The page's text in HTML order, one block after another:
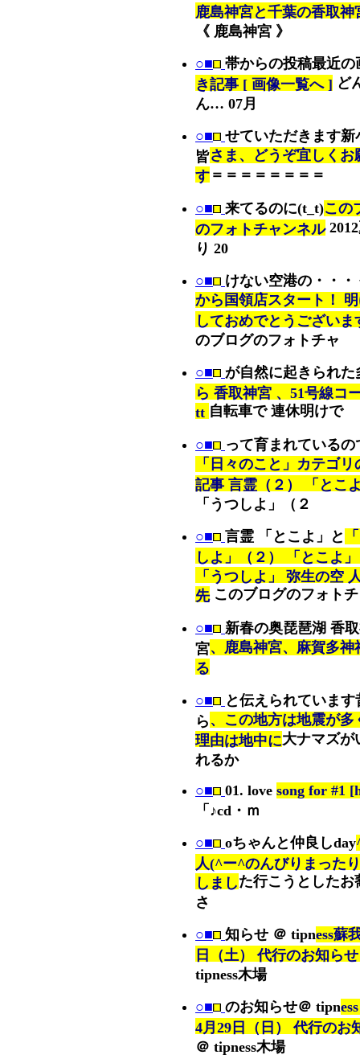
鹿島神宮と千葉の香取神
《 鹿島神宮 》
○■ 帯からの投稿最近の
き記事 [ 画像一覧へ ] ど
ん… 07月
○■ せていただきます新
皆さま、どうぞ宜しくお
す ＝＝＝＝＝＝＝＝
○■ 来てるのに(t_t)この
のフォトチャンネル
り 20
○■
けない空港の・・・
から国領店スタート！
しておめでとうございま
のブログのフォトチャ
○■ が自然に起きられた
ら 香取神宮 、51号線コ
tt 自転車で 連休明けで
○■
って育まれているの
「日々のこと」カテゴリ
記事 言霊（２） 「とこ
「うつしよ」（２
○■ 言霊 「とこよ」と
しよ」（２） 「とこよ
「うつしよ」 弥生の空
先 このブログのフォト
○■ 新春の奥琵琶湖 香
宮、鹿島神宮、麻賀多神
る
○■ と伝えられています
ら、この地方は地震が多
理由は地中に大ナマズが
れるか
○■ 01. love song for #1
「♪cd・ｍ
○■ oちゃんと仲良しday
人(^ー^のんびりまった
しまし た行こうとしたお
さ
○■ 知らせ ＠ tipness蘇
日（土） 代行のお知ら
tipness木場
○■ のお知らせ＠ tipn
4月29日（日） 代行のお
＠ tipness木場